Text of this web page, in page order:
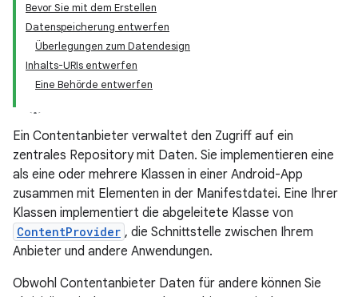
Bevor Sie mit dem Erstellen
Datenspeicherung entwerfen
Überlegungen zum Datendesign
Inhalts-URIs entwerfen
Eine Behörde entwerfen
Ein Contentanbieter verwaltet den Zugriff auf ein
zentrales Repository mit Daten. Sie implementieren eine
als eine oder mehrere Klassen in einer Android-App
zusammen mit Elementen in der Manifestdatei. Eine Ihrer
Klassen implementiert die abgeleitete Klasse von
ContentProvider , die Schnittstelle zwischen Ihrem
Anbieter und andere Anwendungen.
Obwohl Contentanbieter Daten für andere können Sie